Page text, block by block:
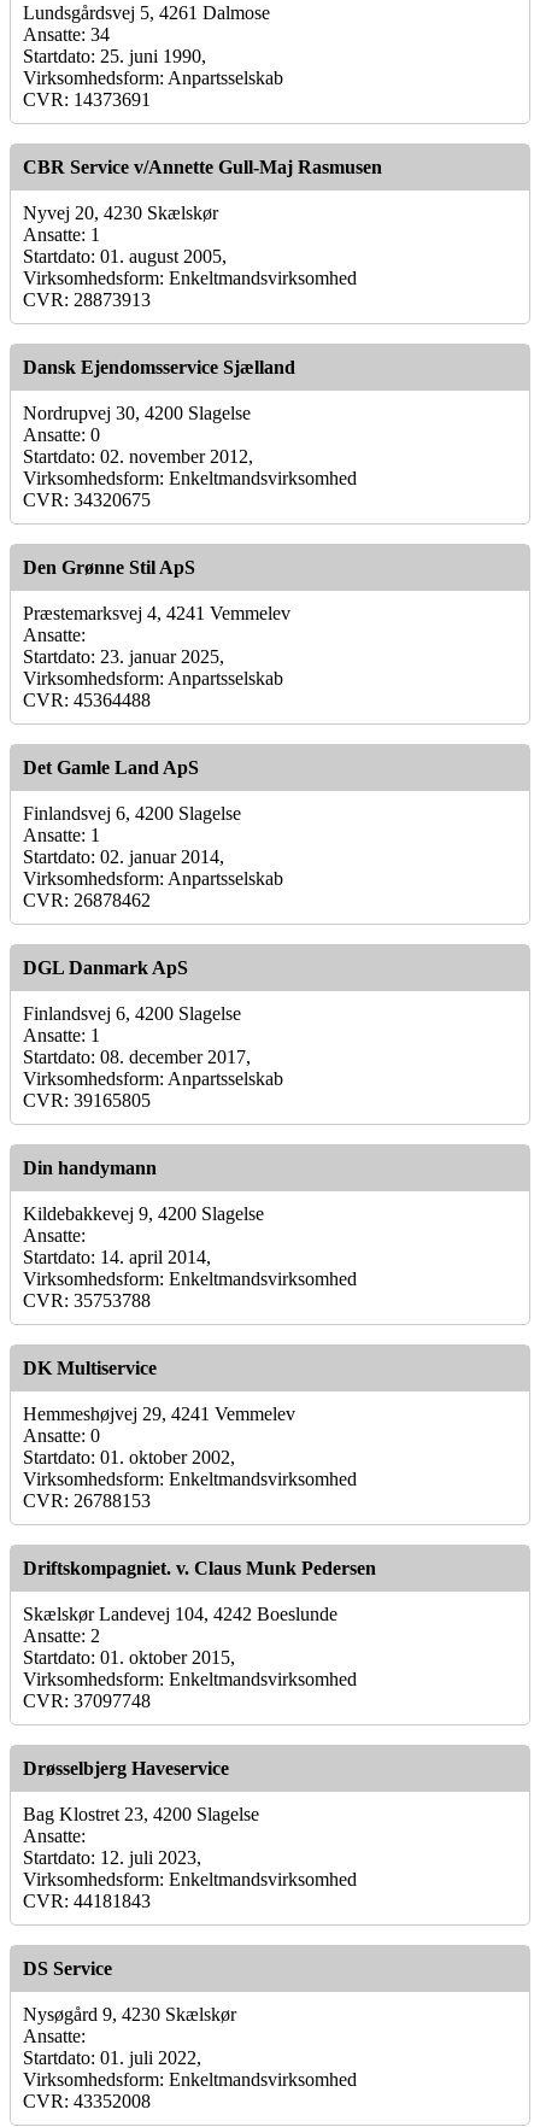
Lundsgårdsvej 5, 4261 Dalmose
Ansatte: 34
Startdato: 25. juni 1990,
Virksomhedsform: Anpartsselskab
CVR: 14373691
CBR Service v/Annette Gull-Maj Rasmusen
Nyvej 20, 4230 Skælskør
Ansatte: 1
Startdato: 01. august 2005,
Virksomhedsform: Enkeltmandsvirksomhed
CVR: 28873913
Dansk Ejendomsservice Sjælland
Nordrupvej 30, 4200 Slagelse
Ansatte: 0
Startdato: 02. november 2012,
Virksomhedsform: Enkeltmandsvirksomhed
CVR: 34320675
Den Grønne Stil ApS
Præstemarksvej 4, 4241 Vemmelev
Ansatte:
Startdato: 23. januar 2025,
Virksomhedsform: Anpartsselskab
CVR: 45364488
Det Gamle Land ApS
Finlandsvej 6, 4200 Slagelse
Ansatte: 1
Startdato: 02. januar 2014,
Virksomhedsform: Anpartsselskab
CVR: 26878462
DGL Danmark ApS
Finlandsvej 6, 4200 Slagelse
Ansatte: 1
Startdato: 08. december 2017,
Virksomhedsform: Anpartsselskab
CVR: 39165805
Din handymann
Kildebakkevej 9, 4200 Slagelse
Ansatte:
Startdato: 14. april 2014,
Virksomhedsform: Enkeltmandsvirksomhed
CVR: 35753788
DK Multiservice
Hemmeshøjvej 29, 4241 Vemmelev
Ansatte: 0
Startdato: 01. oktober 2002,
Virksomhedsform: Enkeltmandsvirksomhed
CVR: 26788153
Driftskompagniet. v. Claus Munk Pedersen
Skælskør Landevej 104, 4242 Boeslunde
Ansatte: 2
Startdato: 01. oktober 2015,
Virksomhedsform: Enkeltmandsvirksomhed
CVR: 37097748
Drøsselbjerg Haveservice
Bag Klostret 23, 4200 Slagelse
Ansatte:
Startdato: 12. juli 2023,
Virksomhedsform: Enkeltmandsvirksomhed
CVR: 44181843
DS Service
Nysøgård 9, 4230 Skælskør
Ansatte:
Startdato: 01. juli 2022,
Virksomhedsform: Enkeltmandsvirksomhed
CVR: 43352008